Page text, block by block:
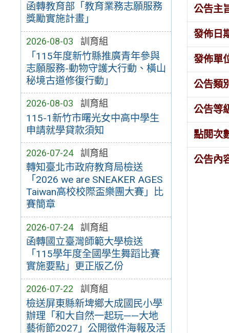
函轉教育部「教育業務志願服務
獎勵實施計畫」
2026-08-03 訓育組
「115年度新竹縣推廣青年參與
志願服務-動物守護大行動、橫山
秘境古道修復行動」
2026-08-03 訓育組
115-1新竹市曙光女中高中學生
申請就學貸款須知
2026-07-24 訓育組
轉知臺北市政府教育局檢送
「2026 we are SNEAKER AGES
Taiwan高校校際盃樂團大賽」比
賽簡章
2026-07-24 訓育組
函轉國立臺灣師範大學檢送
「115學年度全國學生舞蹈比賽
實施要點」更正版乙份
2026-07-22 訓育組
檢送屏東縣新埤鄉大成國民小學
辦理「和大自然一起玩——大地
藝術節2027」公開徵件海報及活
公告主
發佈日
發佈單
公告類
公告等
點閱次
公告內